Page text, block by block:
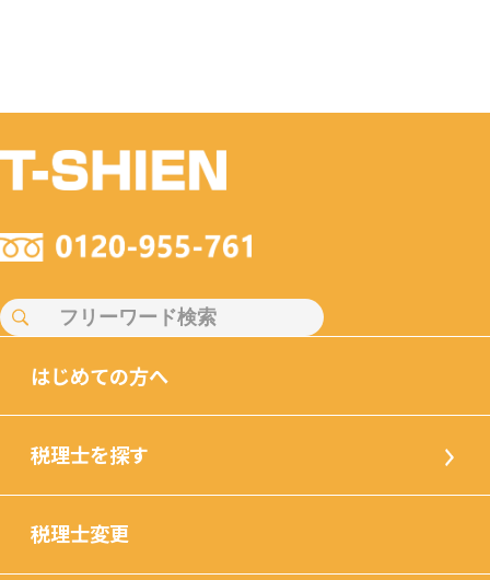
はじめての方へ
税理士を探す
税理士変更